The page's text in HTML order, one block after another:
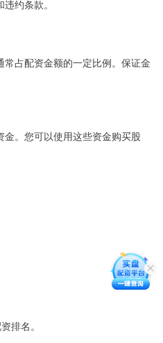
约条款。
占配资金额的一定比例。保证金
。您可以使用这些资金购买股
排名。